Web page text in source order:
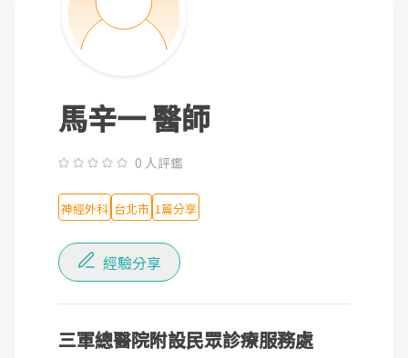
馬辛一 醫師
0 人評鑑
神經外科 台北市 1篇分享
經驗分享
三軍總醫院附設民眾診療服務處